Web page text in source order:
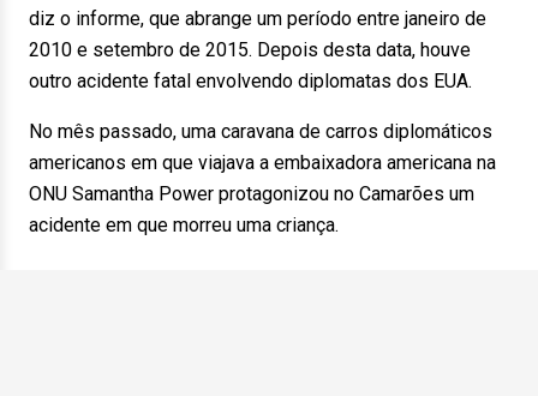
diz o informe, que abrange um período entre janeiro de
2010 e setembro de 2015. Depois desta data, houve
outro acidente fatal envolvendo diplomatas dos EUA.
No mês passado, uma caravana de carros diplomáticos
americanos em que viajava a embaixadora americana na
ONU Samantha Power protagonizou no Camarões um
acidente em que morreu uma criança.